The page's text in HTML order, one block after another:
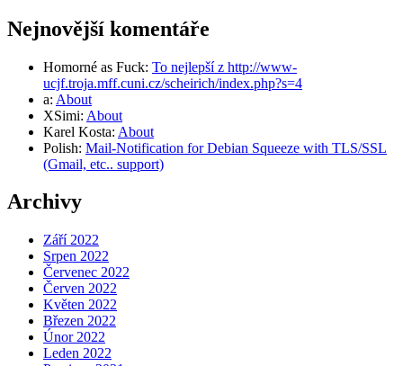
Nejnovější komentáře
Homorné as Fuck: To nejlepší z http://www-
ucjf.troja.mff.cuni.cz/scheirich/index.php?s=4
a: About
XSimi: About
Karel Kosta: About
Polish: Mail-Notification for Debian Squeeze with TLS/SSL
(Gmail, etc.. support)
Archivy
Září 2022
Srpen 2022
Červenec 2022
Červen 2022
Květen 2022
Březen 2022
Únor 2022
Leden 2022